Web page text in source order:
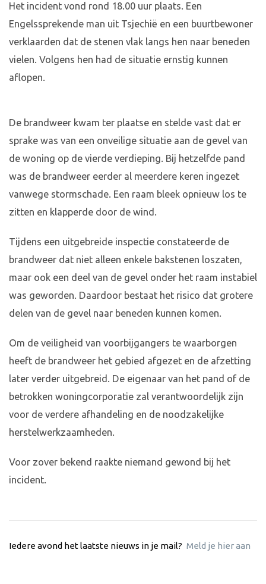
Het incident vond rond 18.00 uur plaats. Een
Engelssprekende man uit Tsjechië en een buurtbewoner
verklaarden dat de stenen vlak langs hen naar beneden
vielen. Volgens hen had de situatie ernstig kunnen
aflopen.
De brandweer kwam ter plaatse en stelde vast dat er
sprake was van een onveilige situatie aan de gevel van
de woning op de vierde verdieping. Bij hetzelfde pand
was de brandweer eerder al meerdere keren ingezet
vanwege stormschade. Een raam bleek opnieuw los te
zitten en klapperde door de wind.
Tijdens een uitgebreide inspectie constateerde de
brandweer dat niet alleen enkele bakstenen loszaten,
maar ook een deel van de gevel onder het raam instabiel
was geworden. Daardoor bestaat het risico dat grotere
delen van de gevel naar beneden kunnen komen.
Om de veiligheid van voorbijgangers te waarborgen
heeft de brandweer het gebied afgezet en de afzetting
later verder uitgebreid. De eigenaar van het pand of de
betrokken woningcorporatie zal verantwoordelijk zijn
voor de verdere afhandeling en de noodzakelijke
herstelwerkzaamheden.
Voor zover bekend raakte niemand gewond bij het
incident.
Iedere avond het laatste nieuws in je mail? Meld je hier aan